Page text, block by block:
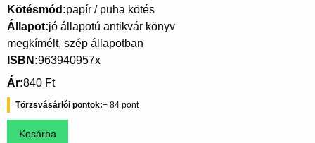
Kötésmód papír / puha kötés
Állapot jó állapotú antikvár könyv
megkímélt, szép állapotban
ISBN 963940957x
Ár 840 Ft
Törzsvásárlói pontok 84